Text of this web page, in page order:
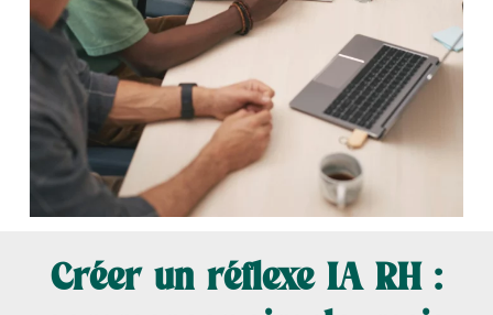
Créer un réflexe IA RH :